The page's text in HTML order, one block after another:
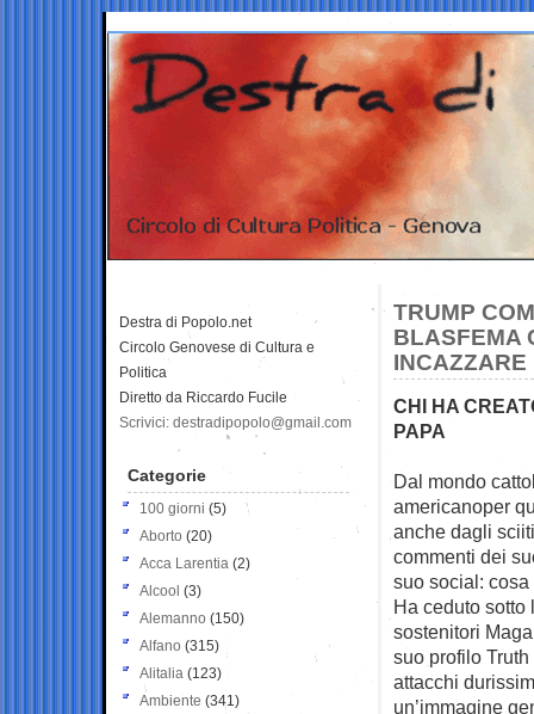
TRUMP
BLASFEMA
INCAZZARE
CHI HA
PAPA
Dal mondo
americanoper
anche dagli
commenti dei
suo social:
Ha ceduto sotto
sostenitori
suo profilo
attacchi
un’immagine
Destra di Popolo.net
Circolo Genovese di Cultura e
Politica
Diretto da Riccardo Fucile
Scrivici: destradipopolo@gmail.com
Categorie
100 giorni (5)
Aborto (20)
Acca Larentia (2)
Alcool (3)
Alemanno (150)
Alfano (315)
Alitalia (123)
Ambiente (341)